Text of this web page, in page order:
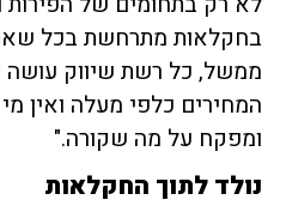
בחקלאות מתרחשת בכל
ממשל, כל רשת שיווק עושה
המחירים כלפי מעלה ואין
ומפקח על מה שקורה."
נולד לתוך החקלאות